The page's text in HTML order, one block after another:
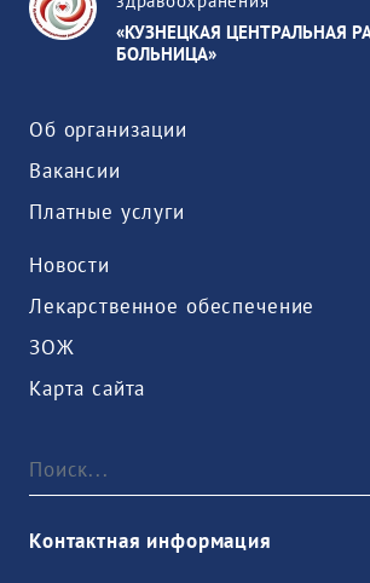
«КУЗНЕЦКАЯ ЦЕНТРАЛЬНАЯ
БОЛЬНИЦА»
Об организации
Вакансии
Платные услуги
Новости
Лекарственное обеспечение
ЗОЖ
Карта сайта
Контактная информация